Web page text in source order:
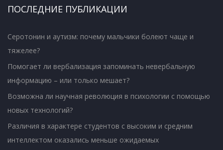
ПОСЛЕДНИЕ ПУБЛИКАЦИИ
Серотонин и аутизм: почему мальчики болеют чаще и
тяжелее?
Помогает ли вербализация запоминать невербальную
информацию – или только мешает?
Возможна ли научная революция в психологии с помощью
новых технологий?
Различия в характере студентов с высоким и средним
интеллектом оказались меньше ожидаемых